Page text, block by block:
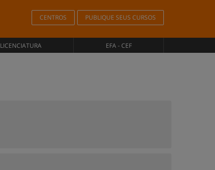
CENTROS PUBLIQUE SEUS CURSOS
LICENCIATURA EFA - CEF